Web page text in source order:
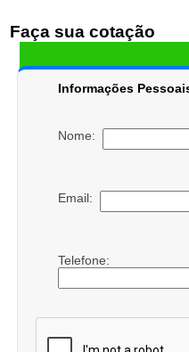
Faça sua cotação
Informações
Nome:
Email:
Telefone: